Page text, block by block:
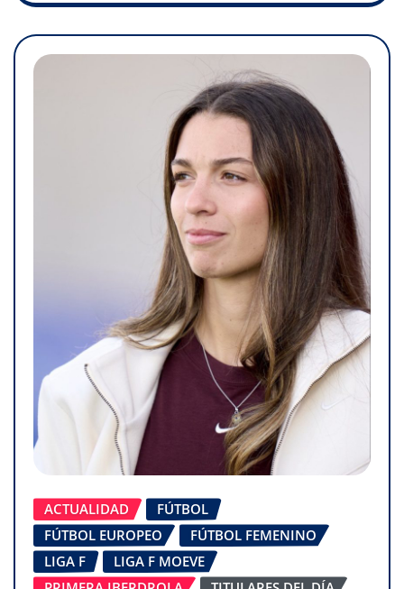
ACTUALIDAD
FÚTBOL
FÚTBOL EUROPEO
FÚTBOL FEMENINO
LIGA F
LIGA F MOEVE